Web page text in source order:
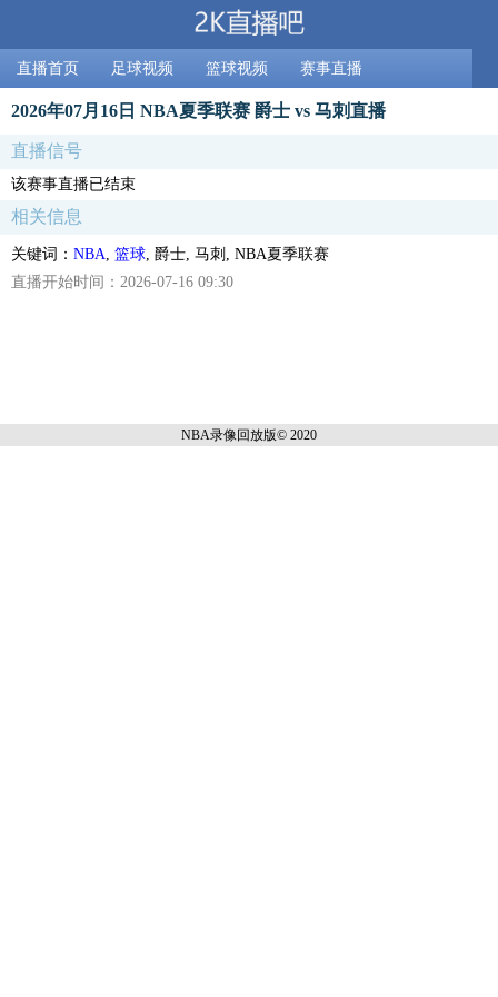
直播首页 足球视频 篮球视频 赛事直播
2026年07月16日 NBA夏季联赛 爵士 vs 马刺直播
直播信号
该赛事直播已结束
相关信息
关键词： NBA 篮球 , 爵士, 马刺, NBA夏季联赛
直播开始时间：2026-07-16 09:30
NBA录像回放版© 2020